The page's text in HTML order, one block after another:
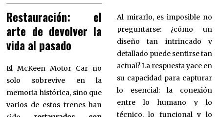
Restauración: el
arte de devolver la
vida al pasado
El McKeen Motor Car no
solo sobrevive en la
memoria histórica, sino que
varios de estos trenes han
Al mirarlo, es imposible no
preguntarse: ¿cómo un
diseño tan intrincado y
detallado puede sentirse tan
actual? La respuesta yace en
su capacidad para capturar
lo esencial: la conexión
entre lo humano y lo
técnico, lo funcional y lo